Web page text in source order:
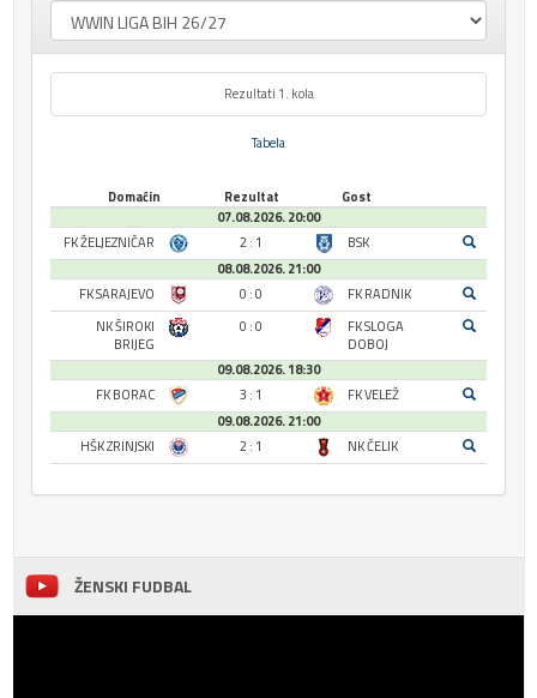
Rezultati 1. kola
Tabela
Domaćin Rezultat
Gost
07.08.2026. 20:00
FK ŽELJEZNIČAR
2 : 1
BSK
08.08.2026. 21:00
FK SARAJEVO
0 : 0
FK RADNIK
NK ŠIROKI
BRIJEG
0 : 0
FK SLOGA
DOBOJ
09.08.2026. 18:30
FK BORAC
3 : 1
FK VELEŽ
09.08.2026. 21:00
HŠK ZRINJSKI
2 : 1 NK ČELIK
ŽENSKI FUDBAL